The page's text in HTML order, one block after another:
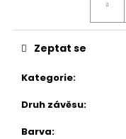
Kategorie:
Druh závěsu:
Barva:
Zeptat se